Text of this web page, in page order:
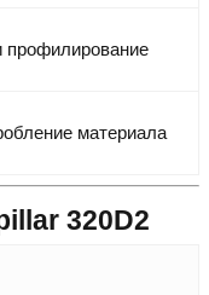
профилирование
материала
320D2